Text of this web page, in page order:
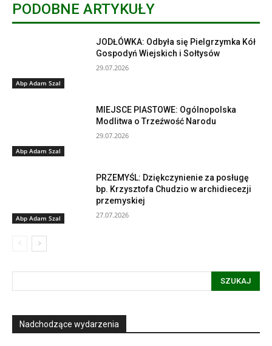
PODOBNE ARTYKUŁY
Abp Adam Szal
JODŁÓWKA: Odbyła się Pielgrzymka Kół
Gospodyń Wiejskich i Sołtysów
29.07.2026
Abp Adam Szal
MIEJSCE PIASTOWE: Ogólnopolska
Modlitwa o Trzeźwość Narodu
29.07.2026
Abp Adam Szal
PRZEMYŚL: Dziękczynienie za posługę
bp. Krzysztofa Chudzio w archidiecezji
przemyskiej
27.07.2026
SZUKAJ
Nadchodzące wydarzenia